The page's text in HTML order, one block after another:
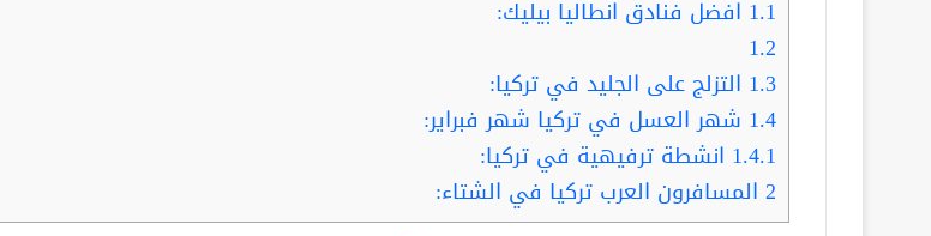
1.1 افضل فنادق انطاليا بيليك:
1.2
1.3 التزلج على الجليد في تركيا:
1.4 شهر العسل في تركيا شهر فبراير:
1.4.1 انشطة ترفيهية في تركيا:
2 المسافرون العرب تركيا في الشتاء: